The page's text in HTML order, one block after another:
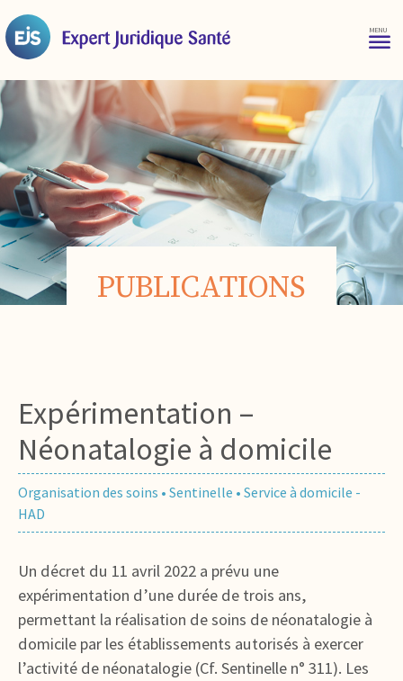
PUBLICATIONS
Expérimentation –
Néonatalogie à domicile
Organisation des soins • Sentinelle • Service à domicile -
HAD
Un décret du 11 avril 2022 a prévu une
expérimentation d’une durée de trois ans,
permettant la réalisation de soins de néonatalogie à
domicile par les établissements autorisés à exercer
l’activité de néonatalogie (Cf. Sentinelle n° 311). Les